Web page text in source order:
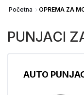
Početna OPREMA ZA
PUNJACI
AUTO